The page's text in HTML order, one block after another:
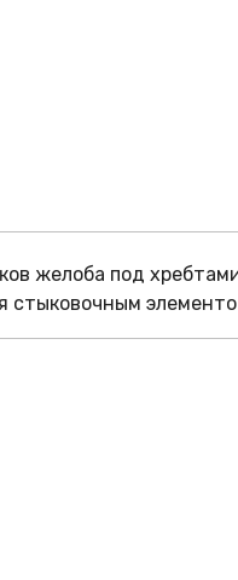
желоба под